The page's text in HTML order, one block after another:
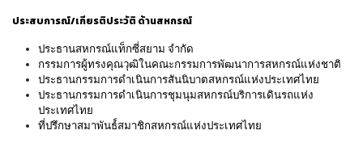
ประสบการณ์/เกียรติประวัติ ด้านสหกรณ์
ประธานสหกรณ์แท็กซี่สยาม จำกัด
กรรมการผู้ทรงคุณวุฒิในคณะกรรมการพัฒนาการสหกรณ์แห่งชาติ
ประธานกรรมการดำเนินการสันนิบาตสหกรณ์แห่งประเทศไทย
ประธานกรรมการดำเนินการชุมนุมสหกรณ์บริการเดินรถแห่ง
ประเทศไทย
ที่ปรึกษาสมาพันธ์์สมาชิกสหกรณ์แห่งประเทศไทย